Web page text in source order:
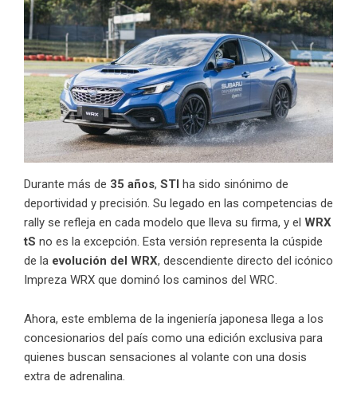
Durante más de 35 años, STI ha sido sinónimo de
deportividad y precisión. Su legado en las competencias de
rally se refleja en cada modelo que lleva su firma, y el WRX
tS no es la excepción. Esta versión representa la cúspide
de la evolución del WRX, descendiente directo del icónico
Impreza WRX que dominó los caminos del WRC.
Ahora, este emblema de la ingeniería japonesa llega a los
concesionarios del país como una edición exclusiva para
quienes buscan sensaciones al volante con una dosis
extra de adrenalina.